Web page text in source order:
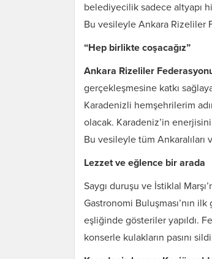
belediyecilik sadece altyapı
Bu vesileyle Ankara Rizeliler
“Hep birlikte coşacağız”
Ankara Rizeliler
gerçekleşmesine katkı
Karadenizli hemşehrilerim
olacak. Karadeniz’in
Bu vesileyle tüm
Lezzet ve eğlence bir arada
Saygı duruşu ve İstiklal
Gastronomi Buluşması’nın
eşliğinde gösteriler yapıldı.
konserle kulakların pasını